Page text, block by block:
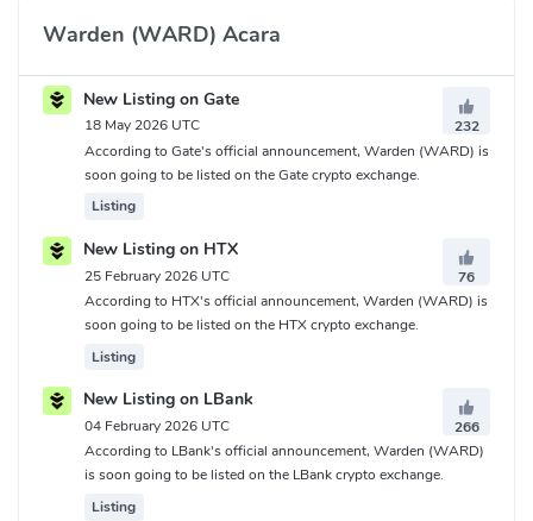
Warden (WARD) Acara
New Listing on Gate
18 May 2026 UTC
232
According to Gate's official announcement, Warden (WARD) is
soon going to be listed on the Gate crypto exchange.
Listing
New Listing on HTX
25 February 2026 UTC
76
According to HTX's official announcement, Warden (WARD) is
soon going to be listed on the HTX crypto exchange.
Listing
New Listing on LBank
04 February 2026 UTC
266
According to LBank's official announcement, Warden (WARD)
is soon going to be listed on the LBank crypto exchange.
Listing